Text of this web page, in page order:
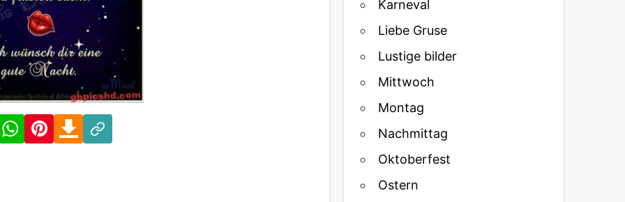
WhatsAppPinterestDownload
Link
Karneval
Liebe Gruse
Lustige bilder
Mittwoch
Montag
Nachmittag
Oktoberfest
Ostern